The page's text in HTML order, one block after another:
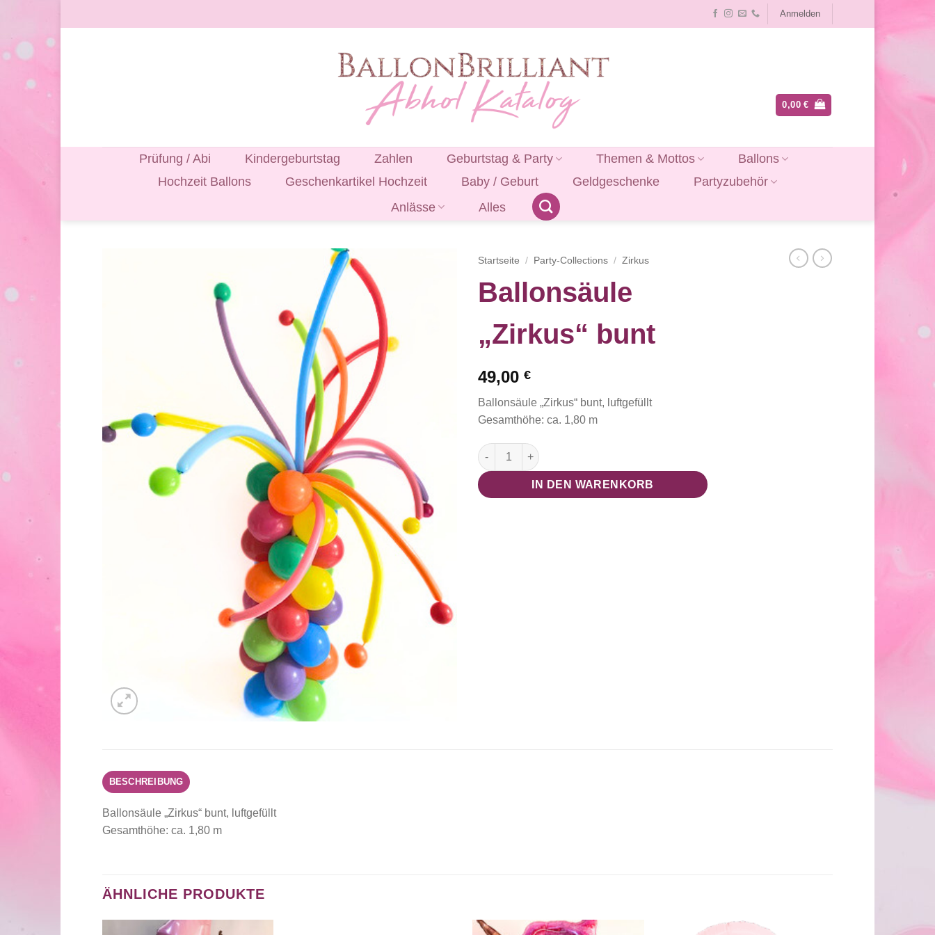
Inhalt
Anmelden
0,00€
Prüfung / Abi Kindergeburtstag Zahlen Geburtstag & Party Themen & Mottos
Ballons
Hochzeit Ballons
Geschenkartikel Hochzeit Baby / Geburt Geldgeschenke
Partyzubehör
Anlässe
Alles
Startseite / Party-Collections / Zirkus
Ballonsäule
„Zirkus“ bunt
49,00 €
Ballonsäule „Zirkus“ bunt, luftgefüllt
Gesamthöhe: ca. 1,80 m
Ballonsäule "Zirkus" bunt Menge
IN DEN WARENKORB
BESCHREIBUNG
Ballonsäule „Zirkus“ bunt, luftgefüllt
Gesamthöhe: ca. 1,80 m
ÄHNLICHE PRODUKTE